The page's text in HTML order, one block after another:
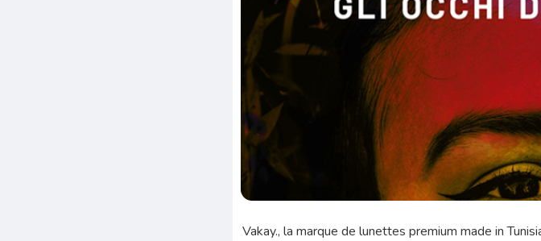
Vakay., la marque de lunettes premium made in